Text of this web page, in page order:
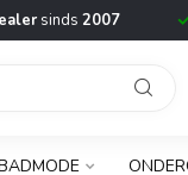
sinds 2007